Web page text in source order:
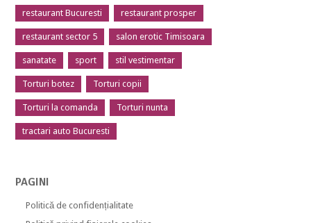
restaurant Bucuresti restaurant prosper
restaurant sector 5 salon erotic Timisoara
sanatate sport stil vestimentar
Torturi botez Torturi copii
Torturi la comanda Torturi nunta
tractari auto Bucuresti
PAGINI
Politică de confidențialitate